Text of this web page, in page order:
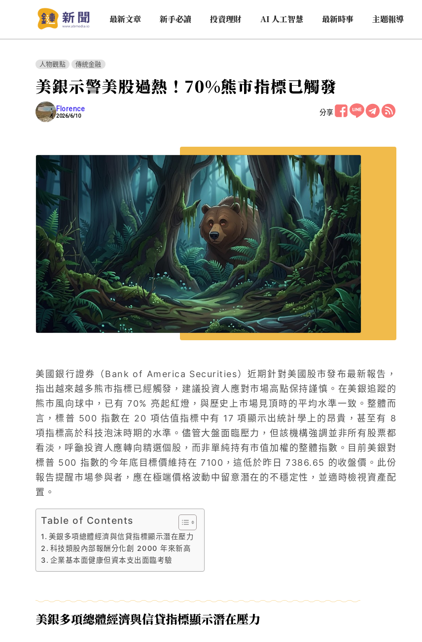
最新文章 新手必讀 投資理財 AI 人工智慧 最新時事 主題報導
人物觀點 傳統金融
美銀示警美股過熱！70%熊市指標已觸發
Florence
2026/6/10 分享
美國銀行證券（Bank of America Securities）近期針對美國股市發布最新報告，
指出越來越多熊市指標已經觸發，建議投資人應對市場高點保持謹慎。在美銀追蹤的
熊市風向球中，已有 70% 亮起紅燈，與歷史上市場見頂時的平均水準一致。整體而
言，標普 500 指數在 20 項估值指標中有 17 項顯示出統計學上的昂貴，甚至有 8
項指標高於科技泡沫時期的水準。儘管大盤面臨壓力，但該機構強調並非所有股票都
看淡，呼籲投資人應轉向精選個股，而非單純持有市值加權的整體指數。目前美銀對
標普 500 指數的今年底目標價維持在 7100，這低於昨日 7386.65 的收盤價。此份
報告提醒市場參與者，應在極端價格波動中留意潛在的不穩定性，並適時檢視資產配
置。
Table of Contents
美銀多項總體經濟與信貸指標顯示潛在壓力
科技類股內部報酬分化創 2000 年來新高
企業基本面健康但資本支出面臨考驗
美銀多項總體經濟與信貸指標顯示潛在壓力